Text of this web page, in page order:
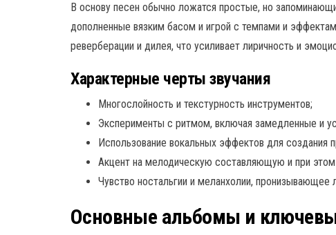
В основу песен обычно ложатся простые, но
дополненные вязким басом и игрой с темпами и
реверберации и дилея, что усиливает лиричность и
Характерные черты звучания
Многослойность и текстурность инструментов;
Эксперименты с ритмом, включая замедленные и
Использование вокальных эффектов для создания
Акцент на мелодическую составляющую и при
Чувство ностальгии и меланхолии, пронизывающее
Основные альбомы и